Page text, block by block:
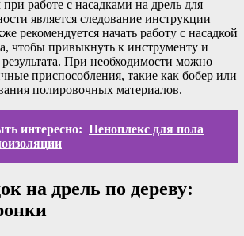
работе с насадками на дрель для
является следование инструкции
рекомендуется начать работу с насадкой
чтобы привыкнуть к инструменту и
При необходимости можно
приспособления, такие как бобер или
полировочных материалов.
интересно: Пеноплекс для пола
на дрель по дереву: